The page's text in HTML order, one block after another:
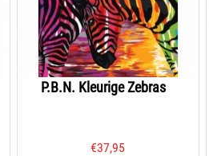
P.B.N. Kleurige Zebras
€37,95